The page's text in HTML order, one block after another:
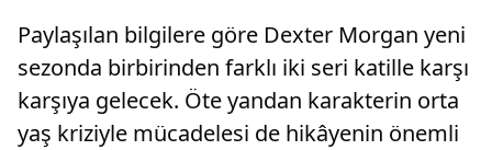
Paylaşılan bilgilere göre Dexter Morgan yeni
sezonda birbirinden farklı iki seri katille karşı
karşıya gelecek. Öte yandan karakterin orta
yaş kriziyle mücadelesi de hikâyenin önemli